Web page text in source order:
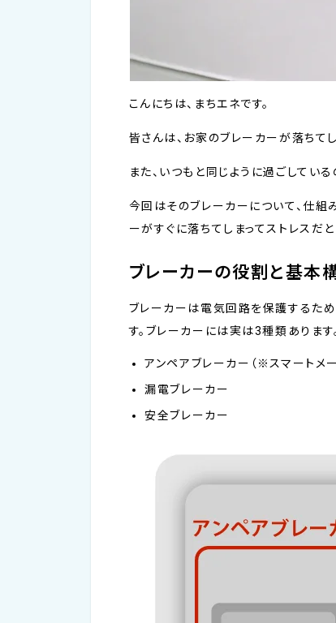
こんにちは、まちエネです。
皆さんは、お家のブレーカーが落ちて
また、いつもと同じように過ごしてい
今回はそのブレーカーについて、仕組
ーがすぐに落ちてしまってストレスだ
ブレーカーの役割と基本
ブレーカーは電気回路を保護するた
す。ブレーカーには実は3種類あります
アンペアブレーカー（※スマートメ
漏電ブレーカー
安全ブレーカー